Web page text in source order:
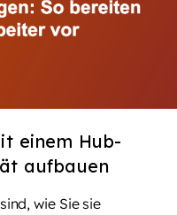
einem Hub-
aufbauen
wie Sie sie